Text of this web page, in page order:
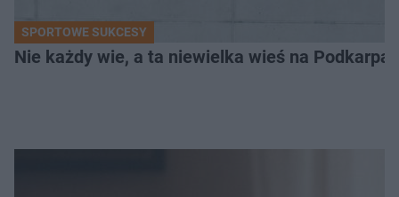
SPORTOWE SUKCESY
Nie każdy wie, a ta niewielka wieś na